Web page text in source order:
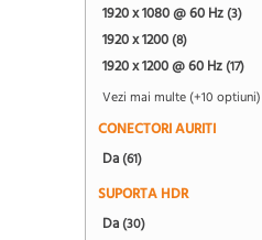
1920 x 1080 @ 60 Hz (3)
1920 x 1200 (8)
1920 x 1200 @ 60 Hz (17)
Vezi mai multe (+10 optiuni)
CONECTORI AURITI
Da (61)
SUPORTA HDR
Da (30)